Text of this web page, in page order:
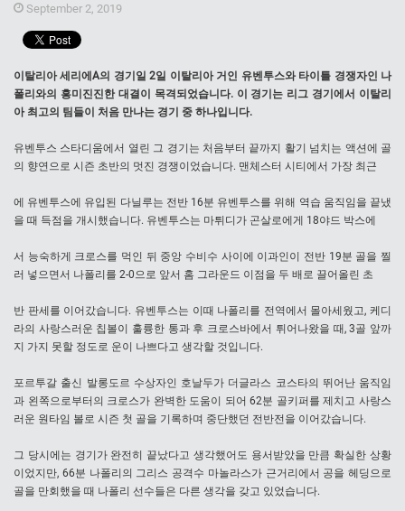
September 2, 2019
이탈리아 세리에A의 경기일 2일 이탈리아 거인 유벤투스와 타이틀 경쟁자인 나
폴리와의 흥미진진한 대결이 목격되었습니다. 이 경기는 리그 경기에서 이탈리
아 최고의 팀들이 처음 만나는 경기 중 하나입니다.
유벤투스 스타디움에서 열린 그 경기는 처음부터 끝까지 활기 넘치는 액션에 골
의 향연으로 시즌 초반의 멋진 경쟁이었습니다. 맨체스터 시티에서 가장 최근
에 유벤투스에 유입된 다닐루는 전반 16분 유벤투스를 위해 역습 움직임을 끝냈
을 때 득점을 개시했습니다. 유벤투스는 마튀디가 곤살로에게 18야드 박스에
서 능숙하게 크로스를 먹인 뒤 중앙 수비수 사이에 이과인이 전반 19분 골을 찔
러 넣으면서 나폴리를 2-0으로 앞서 홈 그라운드 이점을 두 배로 끌어올린 초
반 판세를 이어갔습니다. 유벤투스는 이때 나폴리를 전역에서 몰아세웠고, 케디
라의 사랑스러운 칩볼이 훌륭한 통과 후 크로스바에서 튀어나왔을 때, 3골 앞까
지 가지 못할 정도로 운이 나쁘다고 생각할 것입니다.
포르투갈 출신 발롱도르 수상자인 호날두가 더글라스 코스타의 뛰어난 움직임
과 왼쪽으로부터의 크로스가 완벽한 도움이 되어 62분 골키퍼를 제치고 사랑스
러운 원타임 볼로 시즌 첫 골을 기록하며 중단했던 전반전을 이어갔습니다.
그 당시에는 경기가 완전히 끝났다고 생각했어도 용서받았을 만큼 확실한 상황
이었지만, 66분 나폴리의 그리스 공격수 마놀라스가 근거리에서 공을 헤딩으로
골을 만회했을 때 나폴리 선수들은 다른 생각을 갖고 있었습니다.